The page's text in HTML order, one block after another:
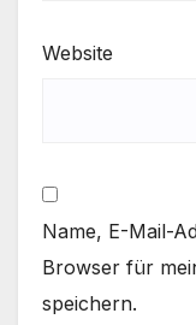
Website
Name, E-Mail-
Browser für
speichern.